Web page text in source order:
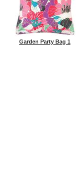
Garden Party Bag 1